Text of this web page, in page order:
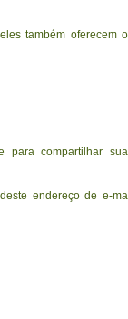
também oferecem
para compartilhar
endereço de e-